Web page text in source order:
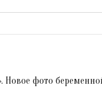
Новое фото